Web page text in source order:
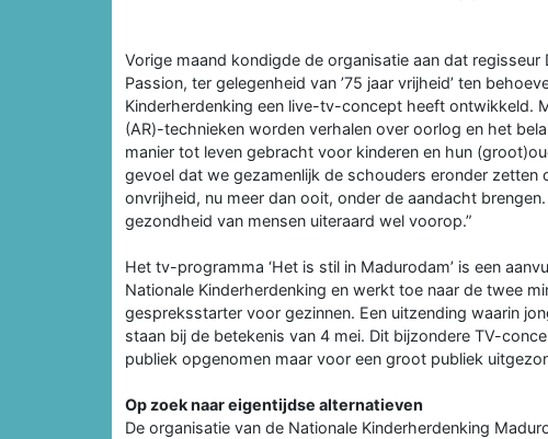
Vorige maand kondigde de organisatie aan dat
Passion, ter gelegenheid van ’75 jaar vrijheid’ ten
Kinderherdenking een live-tv-concept heeft ontwikkeld.
(AR)-technieken worden verhalen over oorlog en het
manier tot leven gebracht voor kinderen en hun
gevoel dat we gezamenlijk de schouders eronder zetten
onvrijheid, nu meer dan ooit, onder de aandacht
gezondheid van mensen uiteraard wel voorop.”
Het tv-programma ‘Het is stil in Madurodam’ is een
Nationale Kinderherdenking en werkt toe naar de twee
gespreksstarter voor gezinnen. Een uitzending waarin
staan bij de betekenis van 4 mei. Dit bijzondere TV-
publiek opgenomen maar voor een groot publiek
Op zoek naar eigentijdse alternatieven
De organisatie van de Nationale Kinderherdenking